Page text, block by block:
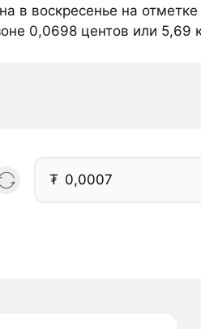
в воскресенье на
0,0698 центов или 5,69
₮